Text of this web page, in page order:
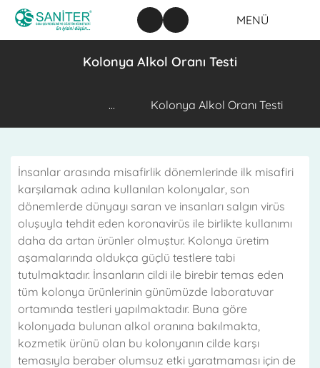
MENÜ
Kolonya Alkol Oranı Testi
... Kolonya Alkol Oranı Testi
İnsanlar arasında misafirlik dönemlerinde ilk misafiri
karşılamak adına kullanılan kolonyalar, son
dönemlerde dünyayı saran ve insanları salgın virüs
oluşuyla tehdit eden koronavirüs ile birlikte kullanımı
daha da artan ürünler olmuştur. Kolonya üretim
aşamalarında oldukça güçlü testlere tabi
tutulmaktadır. İnsanların cildi ile birebir temas eden
tüm kolonya ürünlerinin günümüzde laboratuvar
ortamında testleri yapılmaktadır. Buna göre
kolonyada bulunan alkol oranına bakılmakta,
kozmetik ürünü olan bu kolonyanın cilde karşı
temasıyla beraber olumsuz etki yaratmaması için de